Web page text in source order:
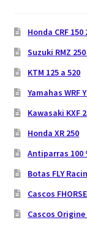
Honda CRF 150
Suzuki RMZ
KTM 125 a 520
Yamahas WRF
Kawasaki KXF
Honda XR 250
Antiparras 100
Botas FLY
Cascos
Cascos Origine